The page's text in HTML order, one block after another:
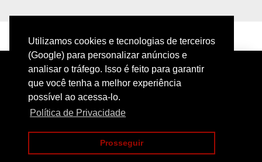
Utilizamos cookies e tecnologias de terceiros
(Google) para personalizar anúncios e
analisar o tráfego. Isso é feito para garantir
que você tenha a melhor experiência
possível ao acessa-lo.
Política de Privacidade
Prosseguir
PRIVACIDADE CONTATO
COPYRIGHT@2024 | POLICIAMENTO INTELIGENTE